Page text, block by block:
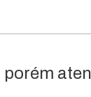
porém